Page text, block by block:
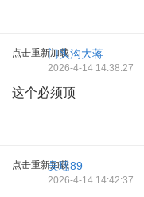
点击重新加载门头沟大蒋
2026-4-14 14:38:27
这个必须顶
点击重新加载
吴瑶89
2026-4-14 14:42:37